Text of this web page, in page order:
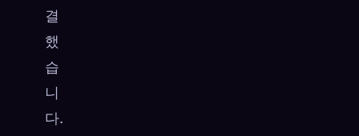
결
했
습
니
다.